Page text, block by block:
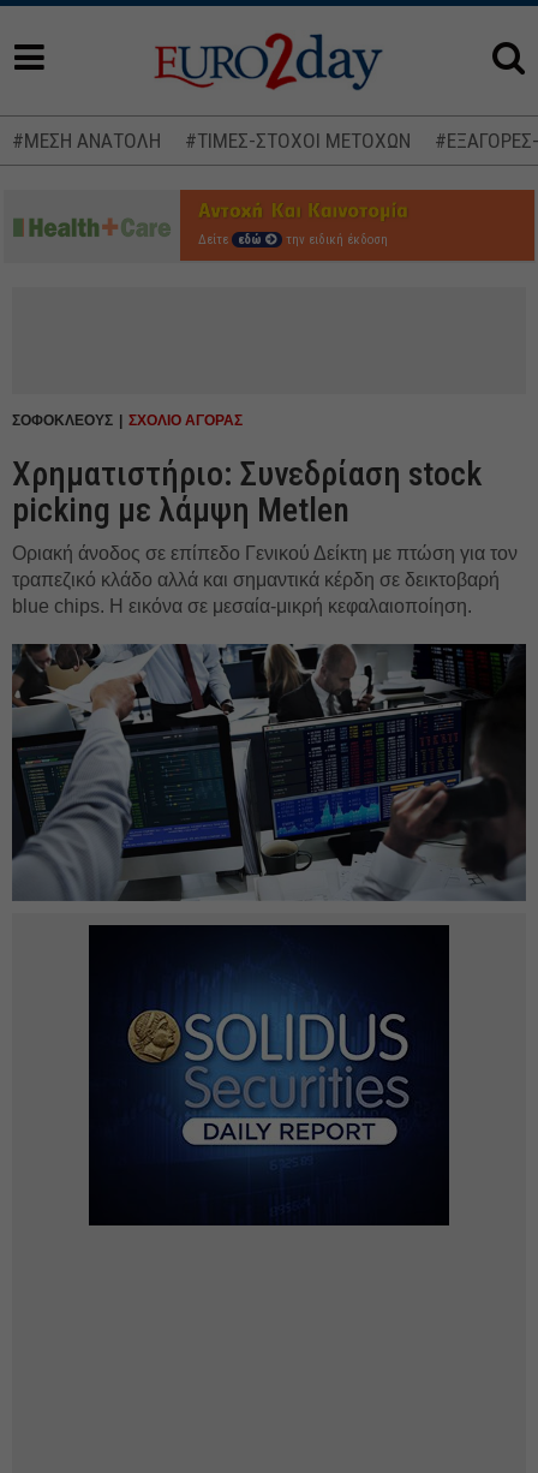
#ΜΕΣΗ ΑΝΑΤΟΛΗ #ΤΙΜΕΣ-ΣΤΟΧΟΙ ΜΕΤΟΧΩΝ
Δείτε εδώ την ειδική έκδοση
ΣΟΦΟΚΛΕΟΥΣ ΣΧΟΛΙΟ ΑΓΟΡΑΣ
Χρηματιστήριο: Συνεδρίαση stock
picking με λάμψη Metlen
Οριακή άνοδος σε επίπεδο Γενικού Δείκτη με πτώση για τον
τραπεζικό κλάδο αλλά και σημαντικά κέρδη σε δεικτοβαρή
blue chips. Η εικόνα σε μεσαία-μικρή κεφαλαιοποίηση.